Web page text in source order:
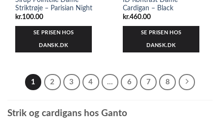
Striktrøje – Parisian Night
kr.100.00
SE PRISEN HOS
DANSK.DK
Cardigan – Black
kr.460.00
SE PRISEN HOS
DANSK.DK
1 2 3 4 … 6 7 8
Strik og cardigans hos Ganto